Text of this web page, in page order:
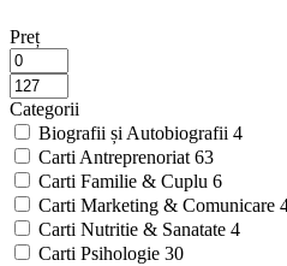
Preț
Categorii
Biografii și Autobiografii 4
Carti Antreprenoriat 63
Carti Familie & Cuplu 6
Carti Marketing & Comunicare
Carti Nutritie & Sanatate 4
Carti Psihologie 30